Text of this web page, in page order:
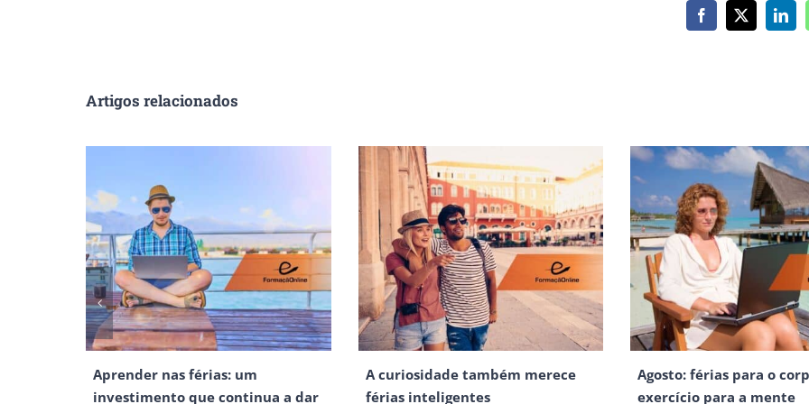
Facebook
X
Artigos relacionados
Aprender nas férias: um
investimento que continua a dar
A curiosidade também merece
férias inteligentes
Agosto: férias para o
exercício para a mente